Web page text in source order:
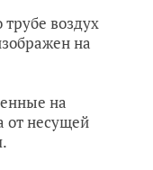
воздух
на
на
от несущей